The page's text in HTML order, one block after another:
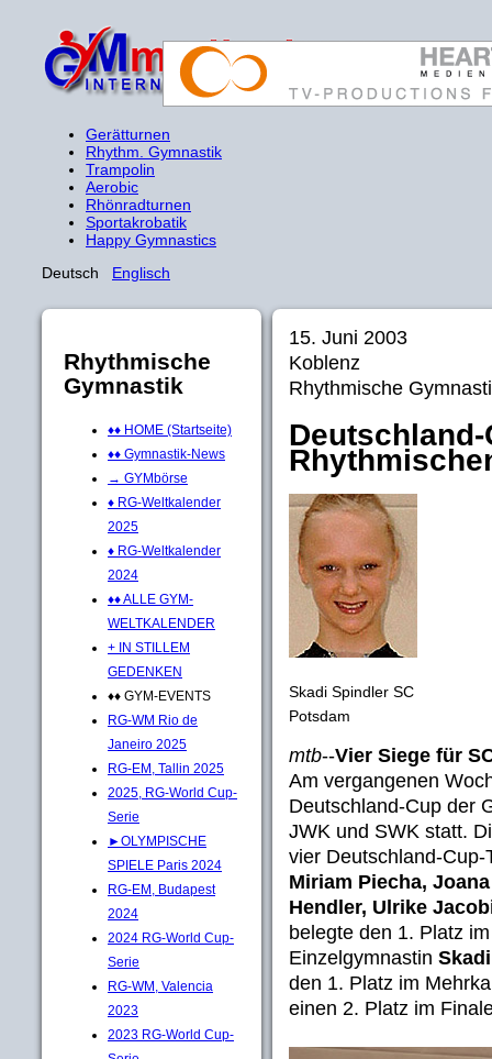
Gerätturnen
Rhythm. Gymnastik
Trampolin
Aerobic
Rhönradturnen
Sportakrobatik
Happy Gymnastics
Deutsch Englisch
Rhythmische
Gymnastik
♦♦ HOME (Startseite)
♦♦ Gymnastik-News
→ GYMbörse
♦ RG-Weltkalender
2025
♦ RG-Weltkalender
2024
♦♦ ALLE GYM-
WELTKALENDER
+ IN STILLEM
GEDENKEN
♦♦ GYM-EVENTS
RG-WM Rio de
Janeiro 2025
RG-EM, Tallin 2025
2025, RG-World Cup-
Serie
►OLYMPISCHE
SPIELE Paris 2024
RG-EM, Budapest
2024
2024 RG-World Cup-
Serie
RG-WM, Valencia
2023
2023 RG-World Cup-
15. Juni 2003
Koblenz
Rhythmische
Skadi Spindler SC
Potsdam
mtb--Vier Siege für
Am vergangenen
Deutschland-Cup der
JWK und SWK statt.
vier Deutschland-
Miriam Piecha,
Hendler, Ulrike
belegte den 1. Platz
Einzelgymnastin
den 1. Platz im
einen 2. Platz im